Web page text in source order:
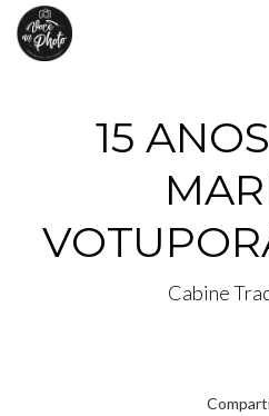
15
Cabine